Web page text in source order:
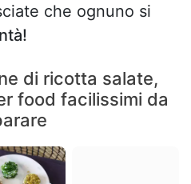
che ognuno si
di ricotta salate,
food facilissimi da